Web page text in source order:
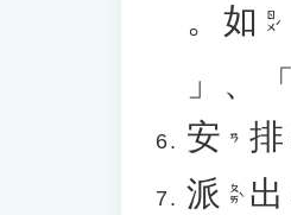
。 如 ㄖㄨˊ
」、「
安
ㄢ 排
派 ㄆㄞˋ 出